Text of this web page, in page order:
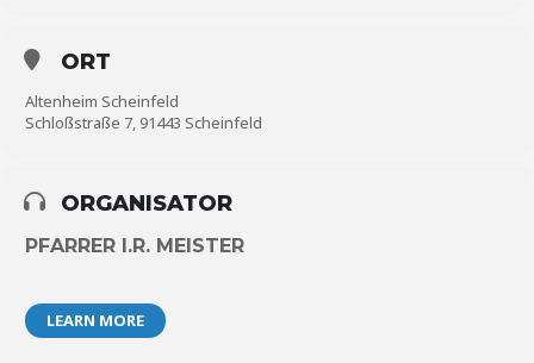
ORT
Altenheim Scheinfeld
Schloßstraße 7, 91443 Scheinfeld
ORGANISATOR
PFARRER I.R. MEISTER
LEARN MORE